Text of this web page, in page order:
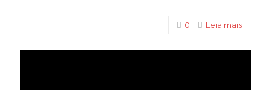
0 Leia mais